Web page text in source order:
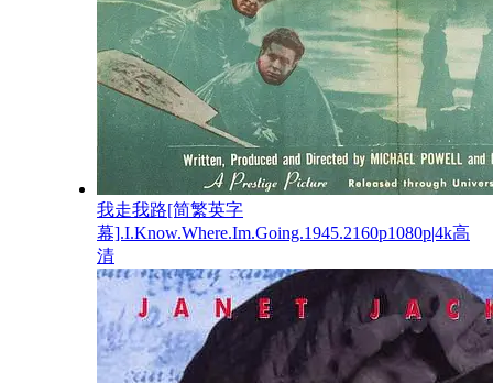
我走我路[简繁英字
幕].I.Know.Where.Im.Going.1945.2160p1080p|4k高
清